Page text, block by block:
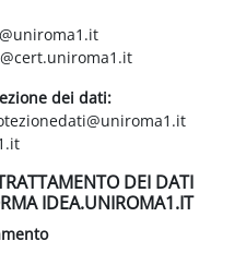
dei dati:
DEI DATI
IDEA.UNIROMA1.IT